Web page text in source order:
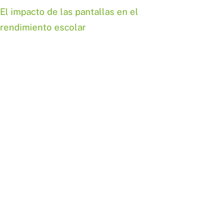
El impacto de las pantallas en el
rendimiento escolar